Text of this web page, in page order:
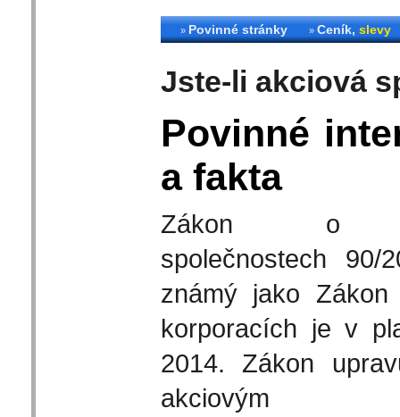
» Povinné stránky » Ceník, slevy
Jste-li akciová
Povinné
a fakta
Zákon o
společnostech 90/
známý jako
korporacích je v
2014. Zákon
akciovým